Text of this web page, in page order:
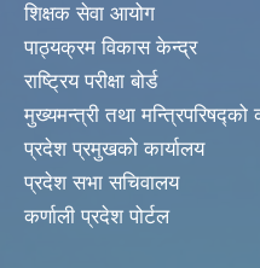
शिक्षक सेवा आयोग
पाठ्यक्रम विकास केन्द्र
राष्ट्रिय परीक्षा बोर्ड
मुख्यमन्त्री तथा मन्त्रिपरिषद्को
प्रदेश प्रमुखको कार्यालय
प्रदेश सभा सचिवालय
कर्णाली प्रदेश पोर्टल